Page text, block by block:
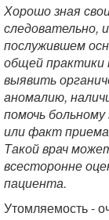
Хорошо зная
следовательно,
послужившем
общей практики
выявить
аномалию,
помочь
или факт
Такой врач
всесторонне
пациента.
Утомляемость -